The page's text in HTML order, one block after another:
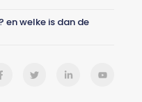
en welke is dan de